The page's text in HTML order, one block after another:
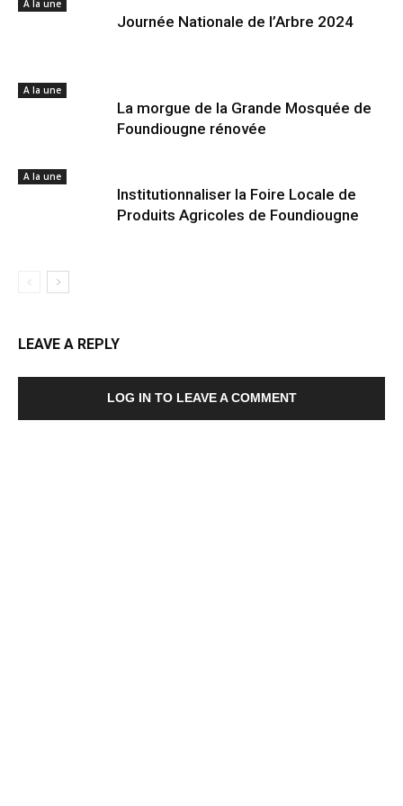
A la une
Journée Nationale de l’Arbre 2024
A la une
La morgue de la Grande Mosquée de
Foundiougne rénovée
A la une
Institutionnaliser la Foire Locale de
Produits Agricoles de Foundiougne
LEAVE A REPLY
LOG IN TO LEAVE A COMMENT